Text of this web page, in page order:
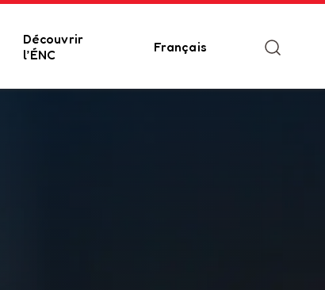
Découvrir
l’ÉNC
Français